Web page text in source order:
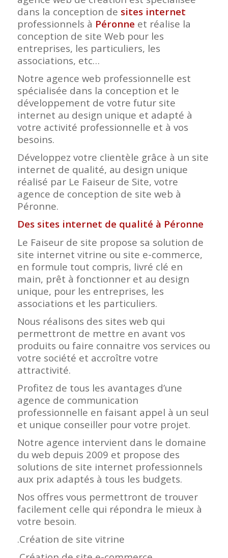
dans la conception de sites internet
professionnels à Péronne et réalise la
conception de site Web pour les
entreprises, les particuliers, les
associations, etc…
Notre agence web professionnelle est
spécialisée dans la conception et le
développement de votre futur site
internet au design unique et adapté à
votre activité professionnelle et à vos
besoins.
Développez votre clientèle grâce à un site
internet de qualité, au design unique
réalisé par Le Faiseur de Site, votre
agence de conception de site web à
Péronne.
Des sites internet de qualité à Péronne
Le Faiseur de site propose sa solution de
site internet vitrine ou site e-commerce,
en formule tout compris, livré clé en
main, prêt à fonctionner et au design
unique, pour les entreprises, les
associations et les particuliers.
Nous réalisons des sites web qui
permettront de mettre en avant vos
produits ou faire connaitre vos services ou
votre société et accroître votre
attractivité.
Profitez de tous les avantages d’une
agence de communication
professionnelle en faisant appel à un seul
et unique conseiller pour votre projet.
Notre agence intervient dans le domaine
du web depuis 2009 et propose des
solutions de site internet professionnels
aux prix adaptés à tous les budgets.
Nos offres vous permettront de trouver
facilement celle qui répondra le mieux à
votre besoin.
.Création de site vitrine